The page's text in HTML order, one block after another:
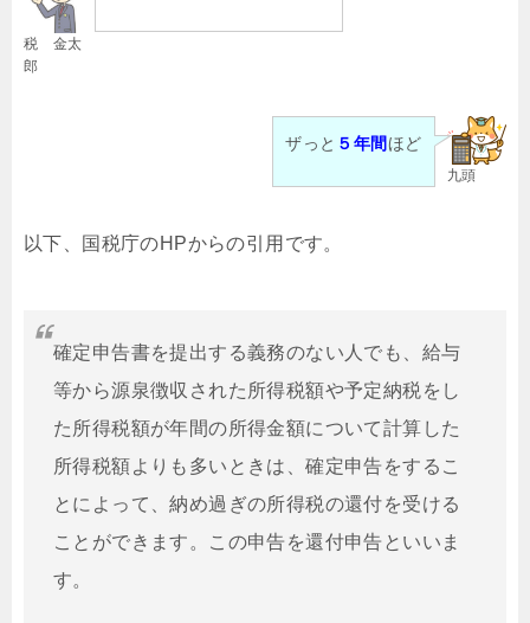
税 金太
郎
九頭
ザっと ５年間ほど
以下、国税庁のHPからの引用です。
確定申告書を提出する義務のない人でも、給与
等から源泉徴収された所得税額や予定納税をし
た所得税額が年間の所得金額について計算した
所得税額よりも多いときは、確定申告をするこ
とによって、納め過ぎの所得税の還付を受ける
ことができます。この申告を還付申告といいま
す。